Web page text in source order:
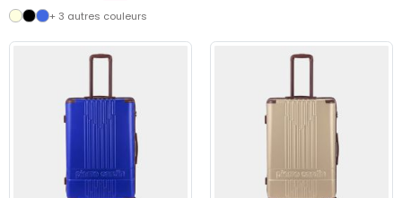
+ 3 autres couleurs